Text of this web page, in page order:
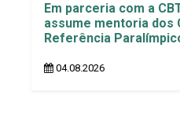
Em parceria com a
assume mentoria dos
Referência
04.08.2026